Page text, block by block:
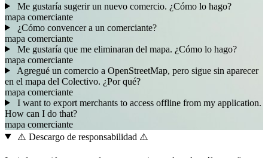
Me gustaría sugerir un nuevo comercio. ¿Cómo lo hago?
mapa comerciante
¿Cómo convencer a un comerciante?
mapa comerciante
Me gustaría que me eliminaran del mapa. ¿Cómo lo hago?
mapa comerciante
Agregué un comercio a OpenStreetMap, pero sigue sin aparecer
en el mapa del Colectivo. ¿Por qué?
mapa comerciante
I want to export merchants to access offline from my application.
How can I do that?
mapa comerciante
⚠️ Descargo de responsabilidad ⚠️